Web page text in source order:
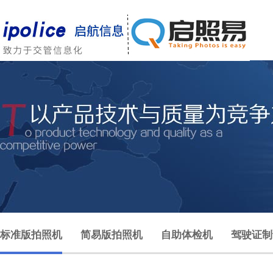
标准版拍照机 简易版拍照机 自助体检机 驾驶证